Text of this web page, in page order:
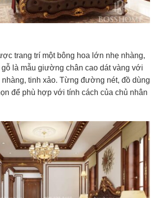
trang trí một bông hoa lớn nhẹ nhàng,
là mẫu giường chân cao dát vàng với
tinh xảo. Từng đường nét, đồ dùng
để phù hợp với tính cách của chủ nhân